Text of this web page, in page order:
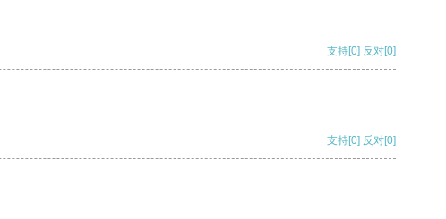
支持[0] 反对[0]
支持[0] 反对[0]